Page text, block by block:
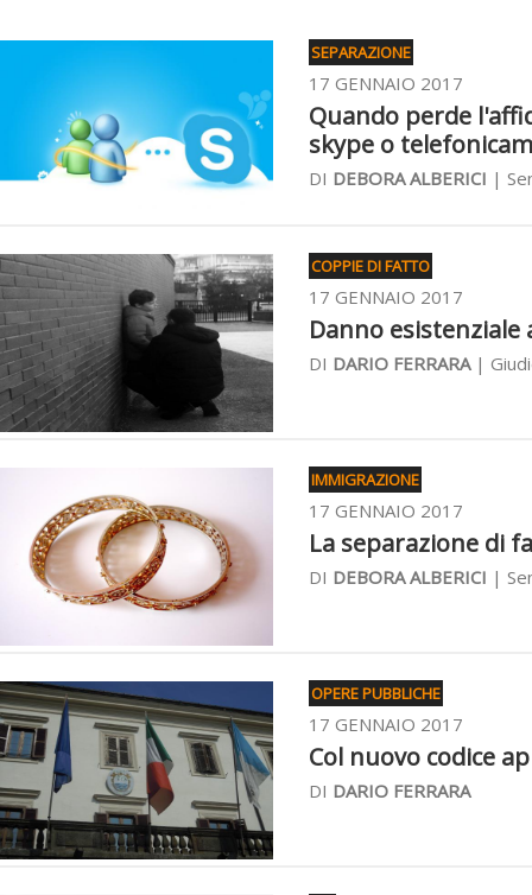
SEPARAZIONE
17 GENNAIO 2017
Quando perde
skype o
DI DEBORA ALBERICI |
COPPIE DI FATTO
17 GENNAIO 2017
Danno
DI DARIO FERRARA|
IMMIGRAZIONE
17 GENNAIO 2017
La separazione di
DI DEBORA ALBERICI |
OPERE PUBBLICHE
17 GENNAIO 2017
Col nuovo codice
DI DARIO FERRARA